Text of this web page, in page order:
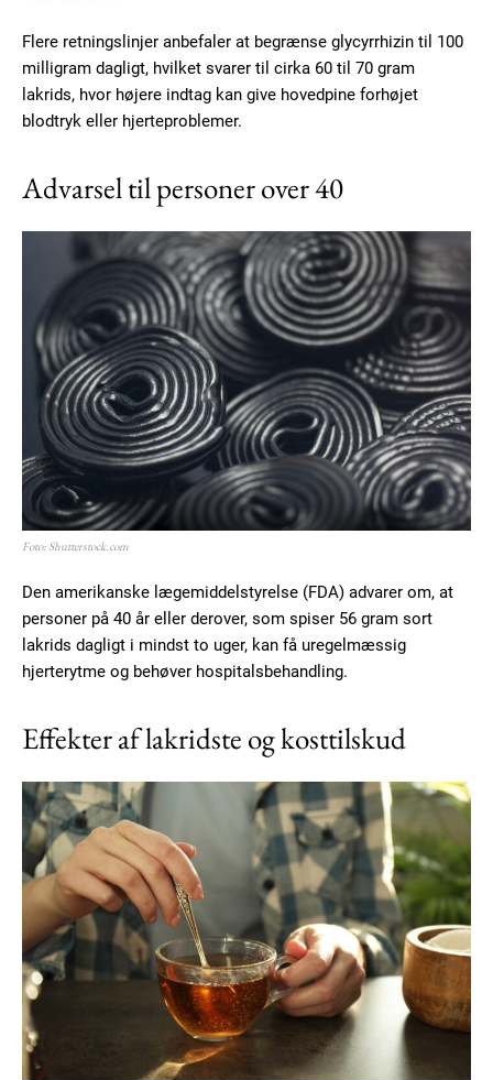
Flere retningslinjer anbefaler at begrænse glycyrrhizin til 100
milligram dagligt, hvilket svarer til cirka 60 til 70 gram
lakrids, hvor højere indtag kan give hovedpine forhøjet
blodtryk eller hjerteproblemer.
Advarsel til personer over 40
Foto: Shutterstock.com
Den amerikanske lægemiddelstyrelse (FDA) advarer om, at
personer på 40 år eller derover, som spiser 56 gram sort
lakrids dagligt i mindst to uger, kan få uregelmæssig
hjerterytme og behøver hospitalsbehandling.
Effekter af lakridste og kosttilskud